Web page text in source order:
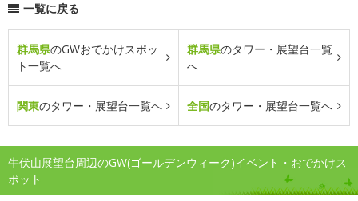
一覧に戻る
群馬県のGWおでかけスポッ
ト一覧へ
群馬県のタワー・展望台一覧
へ
関東のタワー・展望台一覧へ 全国のタワー・展望台一覧へ
牛伏山展望台周辺のGW(ゴールデンウィーク)イベント・おでかけス
ポット